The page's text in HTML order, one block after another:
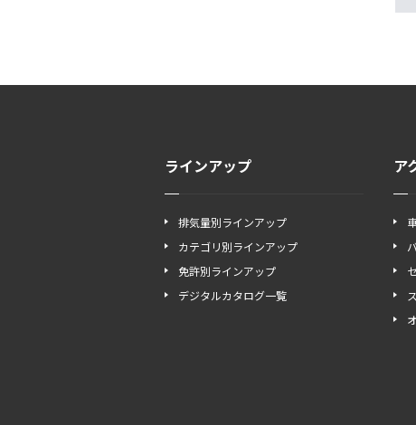
ラインアップ
排気量別ラインアップ
カテゴリ別ラインアップ
免許別ラインアップ
デジタルカタログ一覧
ア